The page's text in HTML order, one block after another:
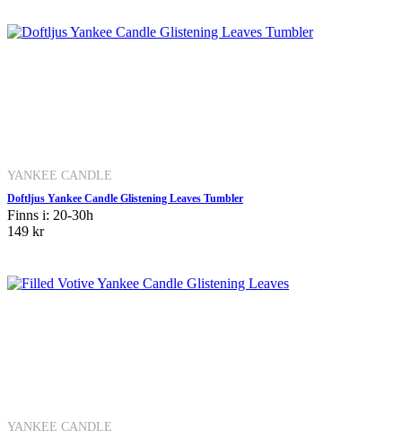
YANKEE CANDLE
Doftljus Yankee Candle Glistening Leaves Tumbler
Finns i: 20-30h
149 kr
YANKEE CANDLE